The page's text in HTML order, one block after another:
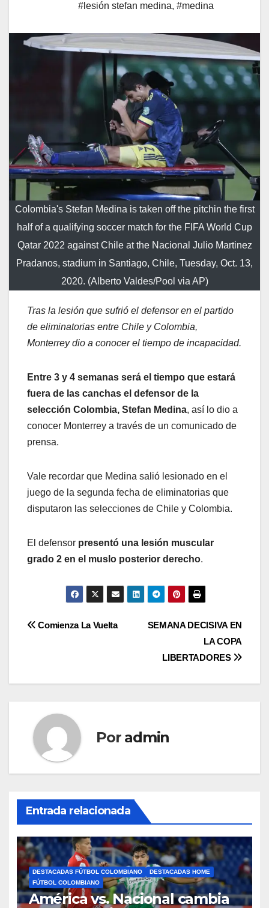
#lesión stefan medina, #medina
Colombia's Stefan Medina is taken off the pitchin the first
half of a qualifying soccer match for the FIFA World Cup
Qatar 2022 against Chile at the Nacional Julio Martinez
Pradanos, stadium in Santiago, Chile, Tuesday, Oct. 13,
2020. (Alberto Valdes/Pool via AP)
Tras la lesión que sufrió el defensor en el partido
de eliminatorias entre Chile y Colombia,
Monterrey dio a conocer el tiempo de incapacidad.
Entre 3 y 4 semanas será el tiempo que estará
fuera de las canchas el defensor de la
selección Colombia, Stefan Medina, así lo dio a
conocer Monterrey a través de un comunicado de
prensa.
Vale recordar que Medina salió lesionado en el
juego de la segunda fecha de eliminatorias que
disputaron las selecciones de Chile y Colombia.
El defensor presentó una lesión muscular
grado 2 en el muslo posterior derecho.
SEMANA DECISIVA EN
LA COPA
LIBERTADORES
Comienza La Vuelta
Por admin
Entrada relacionada
DESTACADAS FÚTBOL COLOMBIANO
DESTACADAS HOME
FÚTBOL COLOMBIANO
América vs. Nacional cambia